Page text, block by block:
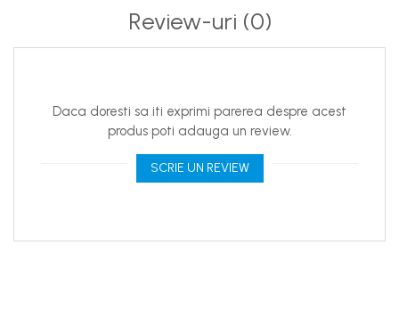
Review-uri (0)
Daca doresti sa iti exprimi parerea despre acest
produs poti adauga un review.
SCRIE UN REVIEW